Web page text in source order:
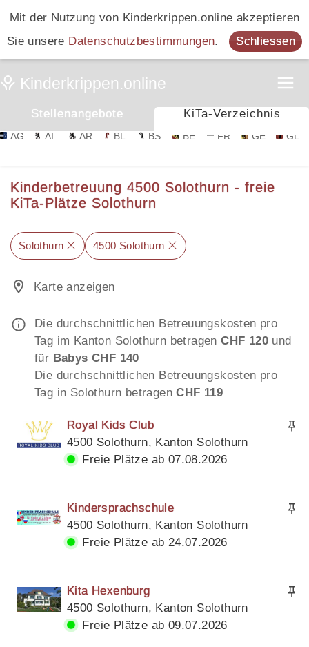
Mit der Nutzung von Kinderkrippen.online akzeptieren
Sie unsere Datenschutzbestimmungen. Schliessen
Stellenangebote KiTa-Verzeichnis
AG AI AR BL BS BE FR GE GL
Kinderbetreuung 4500 Solothurn - freie
KiTa-Plätze Solothurn
Solothurn 4500 Solothurn
Karte anzeigen
Die durchschnittlichen Betreuungskosten pro
Tag im Kanton Solothurn betragenCHF 120 und
für Babys CHF 140
Die durchschnittlichen Betreuungskosten pro
Tag in Solothurn betragenCHF 119
Royal Kids Club
4500 Solothurn, Kanton Solothurn
Freie Plätze ab 07.08.2026
Kindersprachschule
4500 Solothurn, Kanton Solothurn
Freie Plätze ab 24.07.2026
Kita Hexenburg
4500 Solothurn, Kanton Solothurn
Freie Plätze ab 09.07.2026